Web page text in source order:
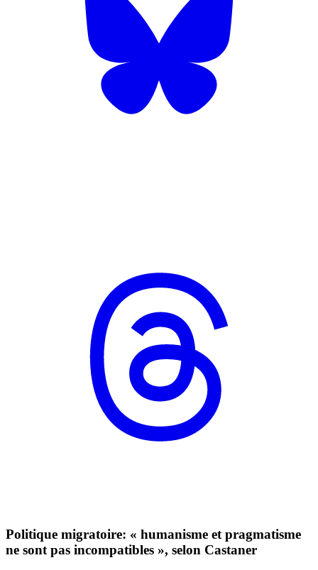
Politique migratoire: « humanisme et pragmatisme
ne sont pas incompatibles », selon Castaner